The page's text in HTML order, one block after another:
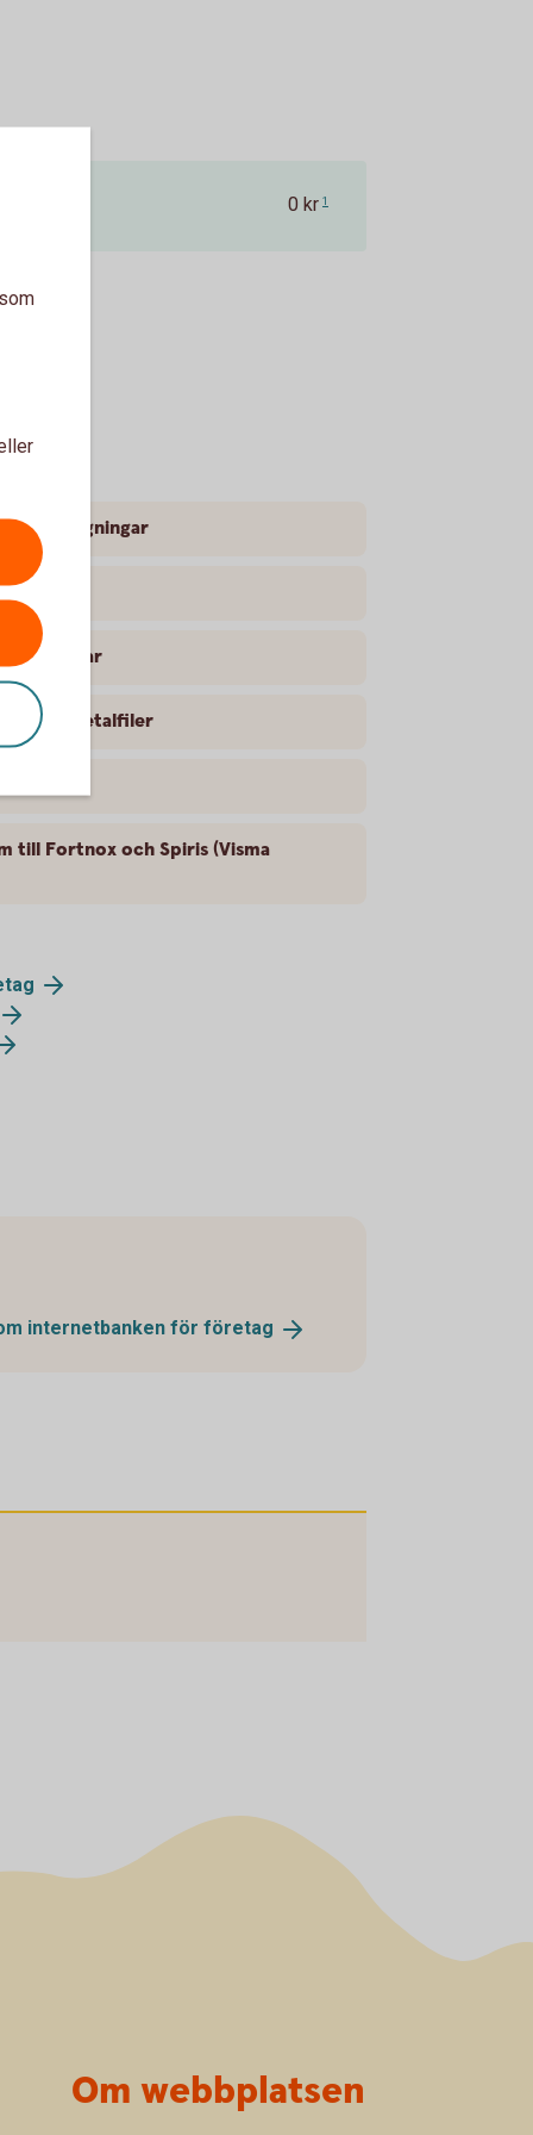
0 kr 1
dragningar
betalfiler
till Fortnox och Spiris (Visma
internetbanken för företag
Om webbplatsen